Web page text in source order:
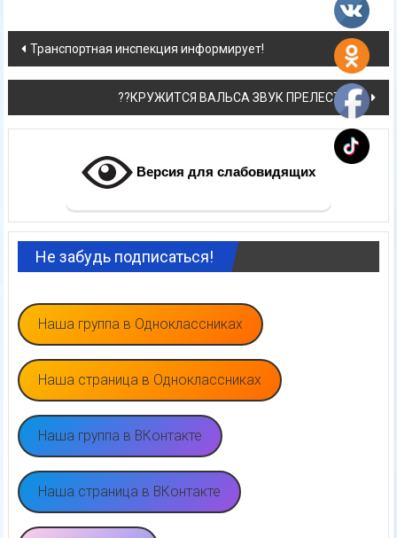
Навигация
по
записям
Транспортная инспекция информирует!
??КРУЖИТСЯ ВАЛЬСА ЗВУК ПРЕЛЕСТНЫЙ
Версия для слабовидящих
Не забудь подписаться!
Наша группа в Одноклассниках
Наша страница в Одноклассниках
Наша группа в ВКонтакте
Наша страница в ВКонтакте